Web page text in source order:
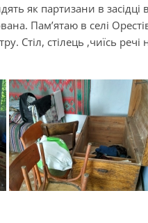
як партизани в засідці
Пам’ятаю в селі
Стіл, стілець ,чиїсь речі